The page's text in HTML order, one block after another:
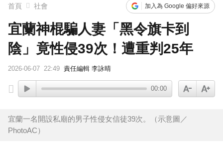
下載東森App，隨時掌握天下大小事！
首頁 社會 加入為 Google 偏好來源
宜蘭神棍騙人妻「黑令旗卡到
陰」竟性侵39次！遭重判25年
2026-06-07 22:49 責任編輯 李詠晴
00:00
宜蘭一名開設私廟的男子性侵女信徒39次。（示意圖／
PhotoAC）